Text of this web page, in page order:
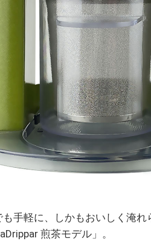
手軽に、しかもおいしく淹
煎茶モデル」。